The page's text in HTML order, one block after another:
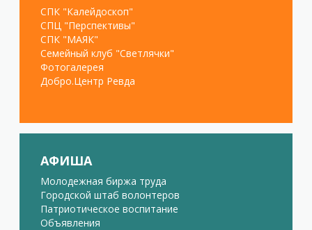
СПК "Калейдоскоп"
СПЦ "Перспективы"
СПК "МАЯК"
Семейный клуб "Светлячки"
Фотогалерея
Добро.Центр Ревда
АФИША
Молодежная биржа труда
Городской штаб волонтеров
Патриотическое воспитание
Объявления